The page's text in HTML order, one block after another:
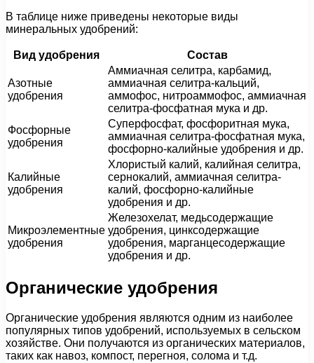
В таблице ниже приведены некоторые виды
минеральных удобрений:
Вид удобрения Состав
Азотные
удобрения
Аммиачная селитра, карбамид,
аммиачная селитра-кальций,
аммофос, нитроаммофос, аммиачная
селитра-фосфатная мука и др.
Фосфорные
удобрения
Суперфосфат, фосфоритная мука,
аммиачная селитра-фосфатная мука,
фосфорно-калийные удобрения и др.
Калийные
удобрения
Хлористый калий, калийная селитра,
сернокалий, аммиачная селитра-
калий, фосфорно-калийные
удобрения и др.
Микроэлементные
удобрения
Железохелат, медьсодержащие
удобрения, цинксодержащие
удобрения, марганцесодержащие
удобрения и др.
Органические удобрения
Органические удобрения являются одним из наиболее
популярных типов удобрений, используемых в сельском
хозяйстве. Они получаются из органических материалов,
таких как навоз, компост, перегноя, солома и т.д.